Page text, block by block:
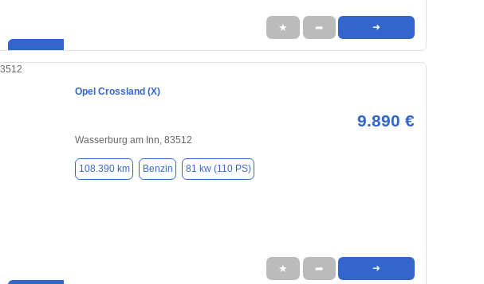
★ ➦ ➜
Opel Crossland (X)
9.890 €
Wasserburg am Inn, 83512
108.390 km Benzin 81 kw (110 PS)
★ ➦ ➜